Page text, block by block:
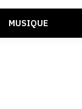
MUSIQUE